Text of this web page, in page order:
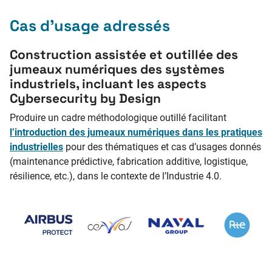
Cas d’usage adressés
Construction assistée et outillée des
jumeaux numériques des systèmes
industriels, incluant les aspects
Cybersecurity by Design
Produire un cadre méthodologique outillé facilitant
l’introduction des jumeaux numériques dans les pratiques
industrielles pour des thématiques et cas d’usages donnés
(maintenance prédictive, fabrication additive, logistique,
résilience, etc.), dans le contexte de l’Industrie 4.0.